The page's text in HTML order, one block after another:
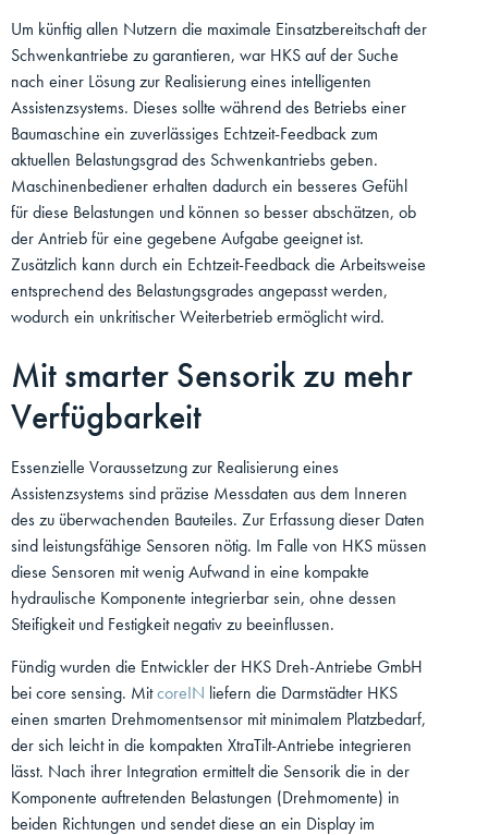
Um künftig allen Nutzern die maximale Einsatzbereitschaft der
Schwenkantriebe zu garantieren, war HKS auf der Suche
nach einer Lösung zur Realisierung eines intelligenten
Assistenzsystems. Dieses sollte während des Betriebs einer
Baumaschine ein zuverlässiges Echtzeit-Feedback zum
aktuellen Belastungsgrad des Schwenkantriebs geben.
Maschinenbediener erhalten dadurch ein besseres Gefühl
für diese Belastungen und können so besser abschätzen, ob
der Antrieb für eine gegebene Aufgabe geeignet ist.
Zusätzlich kann durch ein Echtzeit-Feedback die Arbeitsweise
entsprechend des Belastungsgrades angepasst werden,
wodurch ein unkritischer Weiterbetrieb ermöglicht wird.
Mit smarter Sensorik zu mehr
Verfügbarkeit
Essenzielle Voraussetzung zur Realisierung eines
Assistenzsystems sind präzise Messdaten aus dem Inneren
des zu überwachenden Bauteiles. Zur Erfassung dieser Daten
sind leistungsfähige Sensoren nötig. Im Falle von HKS müssen
diese Sensoren mit wenig Aufwand in eine kompakte
hydraulische Komponente integrierbar sein, ohne dessen
Steifigkeit und Festigkeit negativ zu beeinflussen.
Fündig wurden die Entwickler der HKS Dreh-Antriebe GmbH
bei core sensing. MitcoreIN liefern die Darmstädter HKS
einen smarten Drehmomentsensor mit minimalem Platzbedarf,
der sich leicht in die kompakten XtraTilt-Antriebe integrieren
lässt. Nach ihrer Integration ermittelt die Sensorik die in der
Komponente auftretenden Belastungen (Drehmomente) in
beiden Richtungen und sendet diese an ein Display im